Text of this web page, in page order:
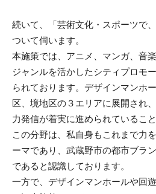
続いて、「芸術文化・スポーツで
ついて伺います。
本施策では、アニメ、マンガ、音
ジャンルを活かしたシティプロモ
られております。デザインマンホ
区、境地区の３エリアに展開され
力発信が着実に進められているこ
この分野は、私自身もこれまで力
ーマであり、武蔵野市の都市ブラ
であると認識しております。
一方で、デザインマンホールや回